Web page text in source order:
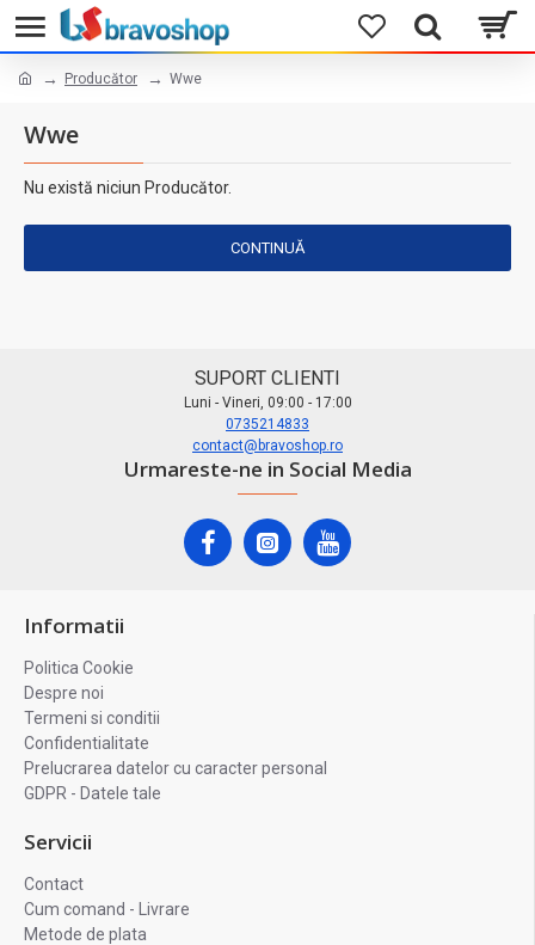
Producător Wwe
Wwe
Nu există niciun Producător.
CONTINUĂ
SUPORT CLIENTI
Luni - Vineri, 09:00 - 17:00
0735214833
contact@bravoshop.ro
Urmareste-ne in Social Media
Informatii
Politica Cookie
Despre noi
Termeni si conditii
Confidentialitate
Prelucrarea datelor cu caracter personal
GDPR - Datele tale
Servicii
Contact
Cum comand - Livrare
Metode de plata